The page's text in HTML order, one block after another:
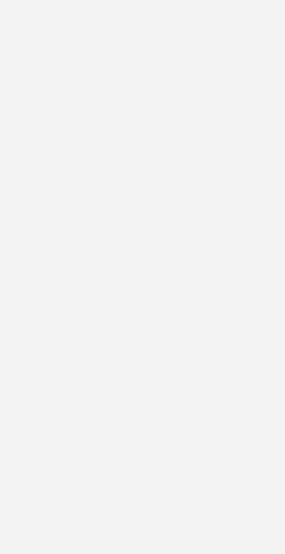
aber positives Abschalt- und
Effizienzverluste auf der